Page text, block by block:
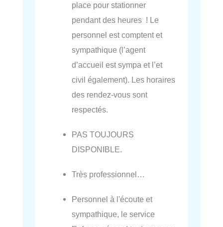
place pour stationner
pendant des heures ! Le
personnel est comptent et
sympathique (l’agent
d’accueil est sympa et l’et
civil également). Les horaires
des rendez-vous sont
respectés.
PAS TOUJOURS
DISPONIBLE.
Très professionnel…
Personnel à l'écoute et
sympathique, le service